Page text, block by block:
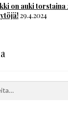
on auki torstaina
29.4.2024